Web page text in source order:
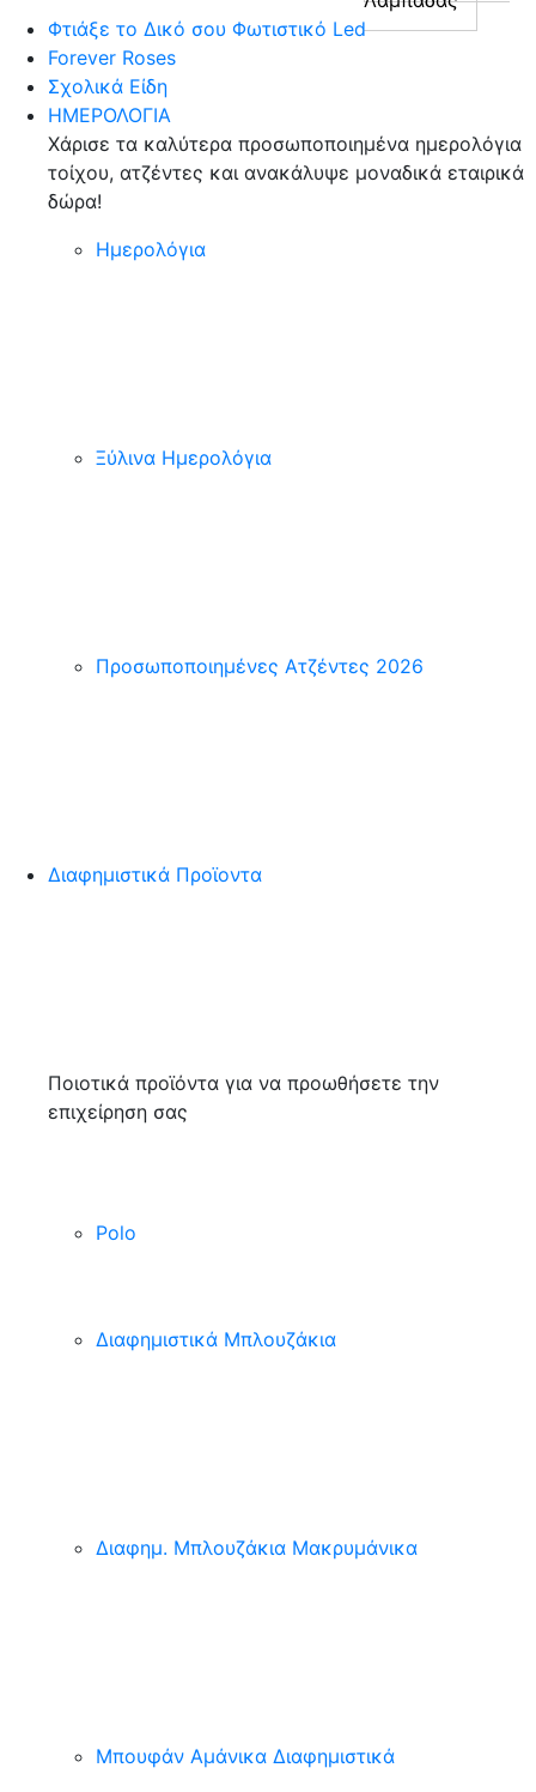
Φτιάξε το Δικό σου Φωτιστικό Led
Forever Roses
Σχολικά Είδη
ΗΜΕΡΟΛΟΓΙΑ
Χάρισε τα καλύτερα προσωποποιημένα ημερολόγια
τοίχου, ατζέντες και ανακάλυψε μοναδικά εταιρικά
δώρα!
Ημερολόγια
Ξύλινα Ημερολόγια
Προσωποποιημένες Ατζέντες 2026
Διαφημιστικά Προϊοντα
Ποιοτικά προϊόντα για να προωθήσετε την
επιχείρηση σας
Polo
Διαφημιστικά Μπλουζάκια
Διαφημ. Μπλουζάκια Μακρυμάνικα
Μπουφάν Αμάνικα Διαφημιστικά